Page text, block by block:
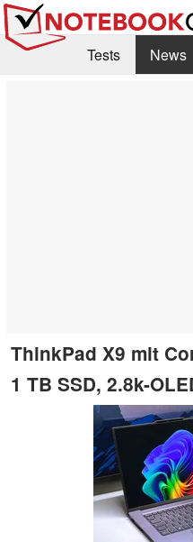
Tests News
ThinkPad X9 mit
1 TB SSD, 2.8k-